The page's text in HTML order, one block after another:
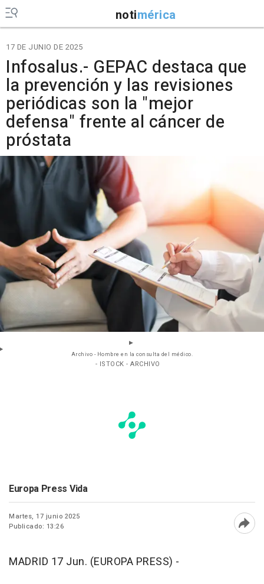
notimérica
17 DE JUNIO DE 2025
Infosalus.- GEPAC destaca que
la prevención y las revisiones
periódicas son la "mejor
defensa" frente al cáncer de
próstata
Archivo - Hombre en la consulta del médico.
- ISTOCK - ARCHIVO
Europa Press Vida
Martes, 17 junio 2025
Publicado: 13:26
MADRID 17 Jun. (EUROPA PRESS) -